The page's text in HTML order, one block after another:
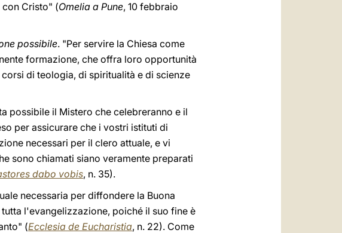
Cristo" (Omelia a Pune, 10 febbraio
possibile. "Per servire la Chiesa come
formazione, che offra loro opportunità
di teologia, di spiritualità e di scienze
possibile il Mistero che celebreranno e il
per assicurare che i vostri istituti di
necessari per il clero attuale, e vi
sono chiamati siano veramente preparati
dabo vobis, n. 35).
necessaria per diffondere la Buona
l'evangelizzazione, poiché il suo fine è
(Ecclesia de Eucharistia, n. 22). Come